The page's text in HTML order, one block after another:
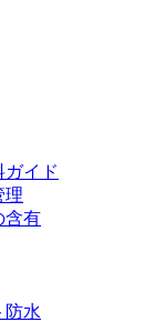
イド
理
含有
防水